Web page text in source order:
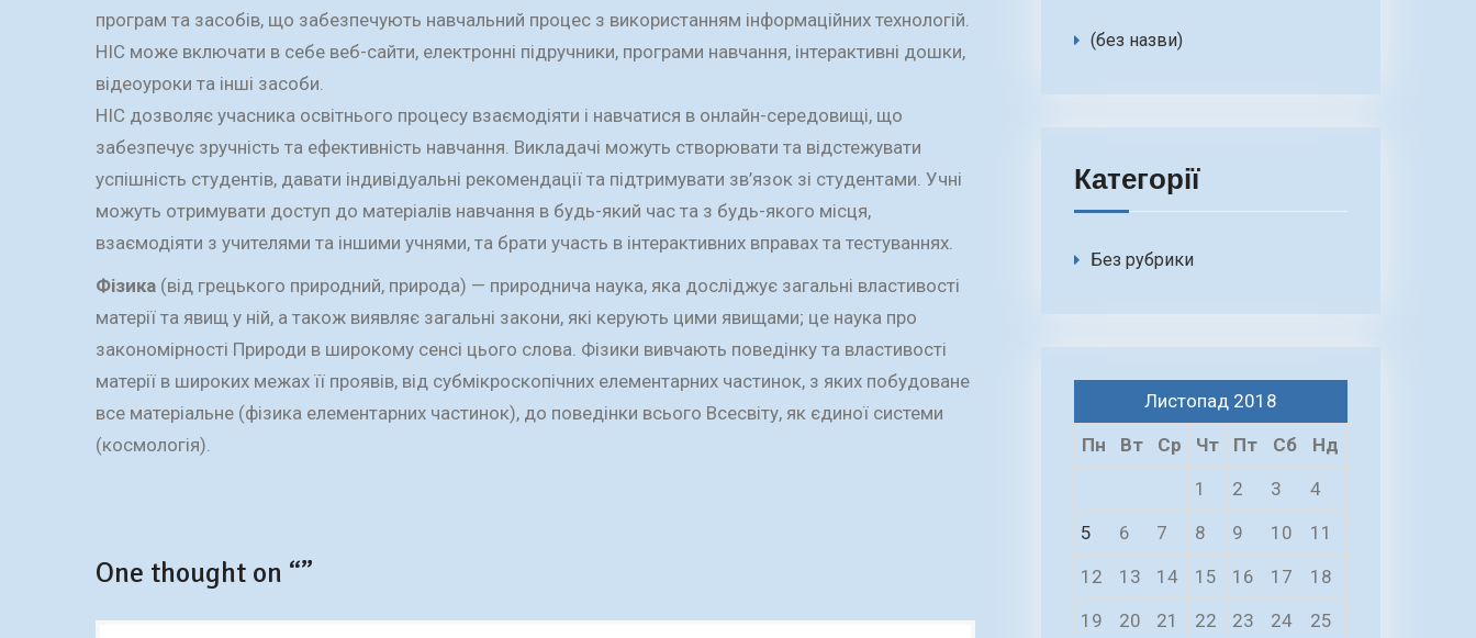
програм та засобів, що забезпечують навчальний процес з використанням інформаційних технологій.
НІС може включати в себе веб-сайти, електронні підручники, програми навчання, інтерактивні дошки,
відеоуроки та інші засоби.
НІС дозволяє учасника освітнього процесу взаємодіяти і навчатися в онлайн-середовищі, що
забезпечує зручність та ефективність навчання. Викладачі можуть створювати та відстежувати
успішність студентів, давати індивідуальні рекомендації та підтримувати зв’язок зі студентами. Учні
можуть отримувати доступ до матеріалів навчання в будь-який час та з будь-якого місця,
взаємодіяти з учителями та іншими учнями, та брати участь в інтерактивних вправах та тестуваннях.
Фізика (від грецького природний, природа) — природнича наука, яка досліджує загальні властивості
матерії та явищ у ній, а також виявляє загальні закони, які керують цими явищами; це наука про
закономірності Природи в широкому сенсі цього слова. Фізики вивчають поведінку та властивості
матерії в широких межах її проявів, від субмікроскопічних елементарних частинок, з яких побудоване
все матеріальне (фізика елементарних частинок), до поведінки всього Всесвіту, як єдиної системи
(космологія).
One thought on “”
(без назви)
Категорії
Без рубрики
Листопад 2018
Пн
Вт Ср Чт Пт Сб
Нд
1
2 3
4
5
6 7 8 9 10
11
12
13 14 15 16 17
18
19
20 21 22 23 24
25